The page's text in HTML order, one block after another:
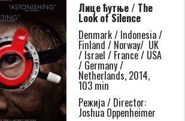
Лице ћутње / The
Look of Silence
Denmark / Indonesia /
Finland / Norway/ UK
/ Israel / France / USA
/ Germany /
Netherlands, 2014,
103 min
Режија / Director:
Joshua Oppenheimer